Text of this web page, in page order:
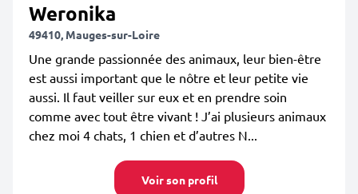
Weronika
49410, Mauges-sur-Loire
Une grande passionnée des animaux, leur bien-être
est aussi important que le nôtre et leur petite vie
aussi. Il faut veiller sur eux et en prendre soin
comme avec tout être vivant ! J’ai plusieurs animaux
chez moi 4 chats, 1 chien et d’autres N...
Voir son profil